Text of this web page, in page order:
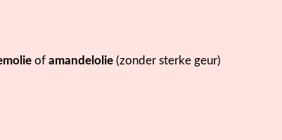
of amandelolie (zonder sterke geur)